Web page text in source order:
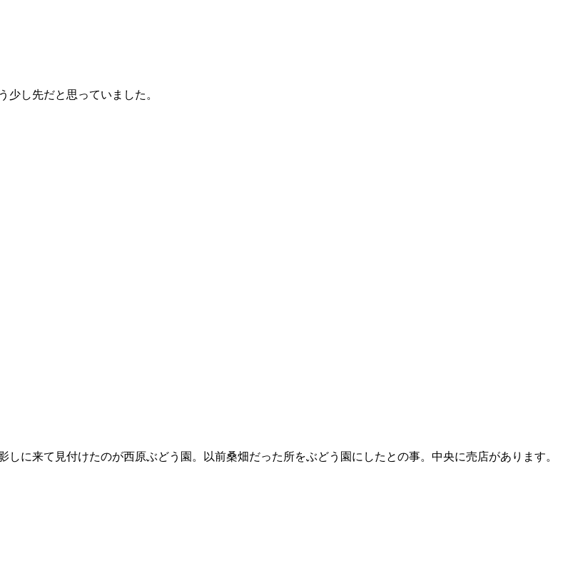
し先だと思っていました。
に来て見付けたのが西原ぶどう園。以前桑畑だった所をぶどう園にしたとの事。中央に売店があります。